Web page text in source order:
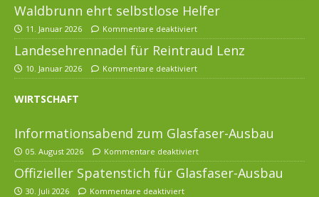
Waldbrunn ehrt selbstlose Helfer
11. Januar 2026 Kommentare deaktiviert
Landesehrennadel für Reintraud Lenz
10. Januar 2026 Kommentare deaktiviert
WIRTSCHAFT
Informationsabend zum Glasfaser-Ausbau
05. August 2026 Kommentare deaktiviert
Offizieller Spatenstich für Glasfaser-Ausbau
30. Juli 2026 Kommentare deaktiviert